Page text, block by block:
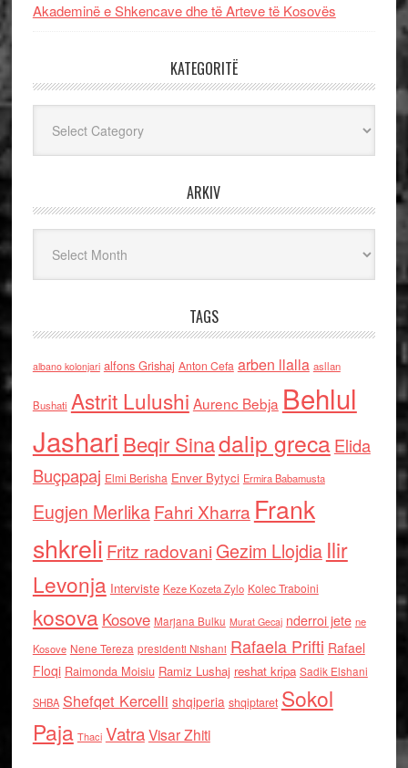
Akademinë e Shkencave dhe të Arteve të Kosovës
KATEGORITË
ARKIV
TAGS
albano kolonjari alfons Grishaj Anton Cefa arben llalla asllan
Bushati Astrit Lulushi Aurenc Bebja Behlul
Jashari Beqir Sinadalip grecaElida
Buçpapaj Elmi Berisha Enver Bytyci Ermira Babamusta
Eugjen MerlikaFahri Xharra Frank
shkreli Fritz radovaniGezim Llojdia Ilir
Levonja Interviste Keze Kozeta Zylo Kolec Traboini
kosova Kosove Marjana Bulku Murat Gecaj nderroi jete ne
Kosove Nene Tereza presidenti Nishani Rafaela Prifti Rafael
Floqi Raimonda Moisiu Ramiz Lushaj reshat kripa Sadik Elshani
SHBA Shefqet Kercelli shqiperia shqiptaret Sokol
Paja Thaci VatraVisar Zhiti